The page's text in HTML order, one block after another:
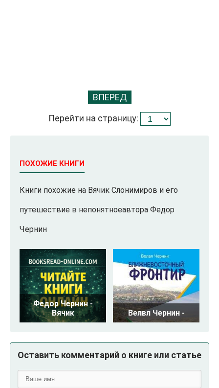
ВПЕРЕД
Перейти на страницу:
ПОХОЖИЕ КНИГИ
Книги похожие на Вячик Слонимиров и его
путешествие в непонятноеавтора Федор
Чернин
Федор Чернин -
Вячик
Велвл Чернин -
Оставить комментарий о книге или статье